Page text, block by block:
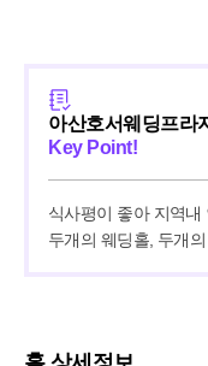
아산호서웨딩프라
Key Point!
식사평이 좋아 지역
두개의 웨딩홀, 두개